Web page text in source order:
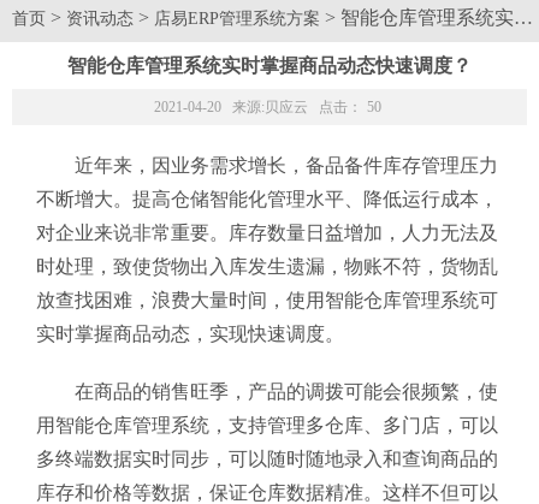
首页 > 资讯动态 > 店易ERP管理系统方案 > 智能仓库管理系统实
智能仓库管理系统实时掌握商品动态快速调度？
2021-04-20 来源: 贝应云 点击： 50
近年来，因业务需求增长，备品备件库存管理压力
不断增大。提高仓储智能化管理水平、降低运行成本，
对企业来说非常重要。库存数量日益增加，人力无法及
时处理，致使货物出入库发生遗漏，物账不符，货物乱
放查找困难，浪费大量时间，使用智能仓库管理系统可
实时掌握商品动态，实现快速调度。
在商品的销售旺季，产品的调拨可能会很频繁，使
用智能仓库管理系统，支持管理多仓库、多门店，可以
多终端数据实时同步，可以随时随地录入和查询商品的
库存和价格等数据，保证仓库数据精准。这样不但可以